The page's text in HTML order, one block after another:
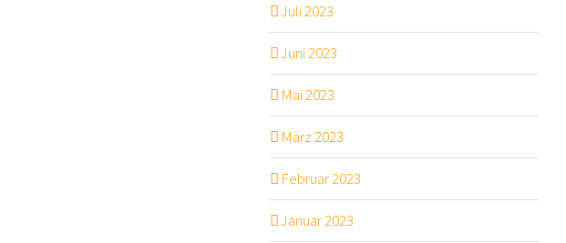
Juli 2023
Juni 2023
Mai 2023
März 2023
Februar 2023
Januar 2023